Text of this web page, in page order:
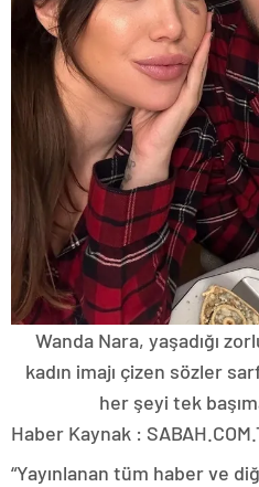
Wanda Nara, yaşadığı
kadın imajı çizen sözler
her şeyi tek
Haber Kaynak :
“Yayınlanan tüm haber ve